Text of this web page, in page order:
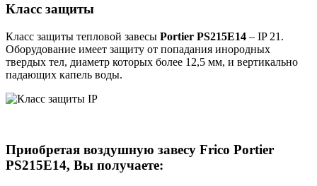
Класс защиты
Класс защиты тепловой завесы Portier PS215E14 – IP 21.
Оборудование имеет защиту от попадания инородных
твердых тел, диаметр которых более 12,5 мм, и вертикально
падающих капель воды.
Приобретая воздушную завесу Frico Portier
PS215E14, Вы получаете: